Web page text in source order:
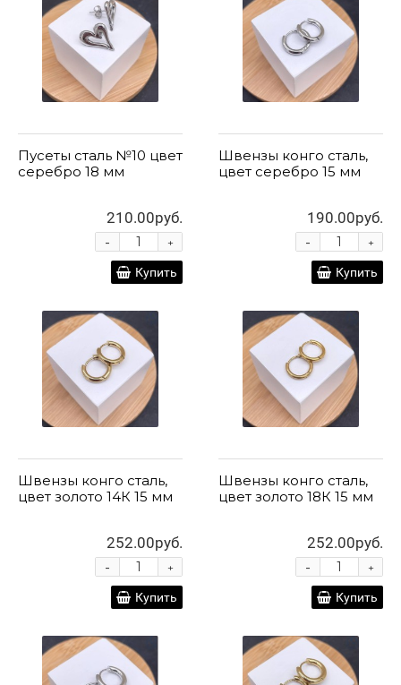
Пусеты сталь №10 цвет
серебро 18 мм
210.00руб.
+
-
Купить
Швензы конго сталь,
цвет серебро 15 мм
190.00руб.
+
-
Купить
Швензы конго сталь,
цвет золото 14К 15 мм
252.00руб.
+
-
Купить
Швензы конго сталь,
цвет золото 18К 15 мм
252.00руб.
+
-
Купить